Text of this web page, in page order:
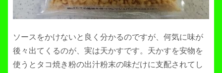
ソースをかけないと良く分かるのですが、何気に味が
後々出てくるのが、実は天かすです。天かすを安物を
使うとタコ焼き粉の出汁粉末の味だけに支配されてし